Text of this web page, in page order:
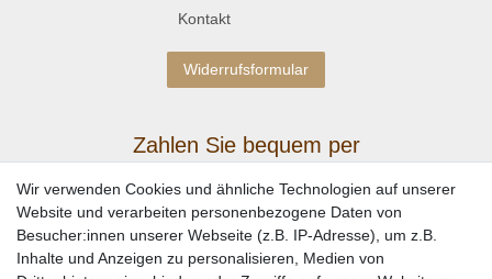
Kontakt
Widerrufsformular
Zahlen Sie bequem per
Wir verwenden Cookies und ähnliche Technologien auf unserer
Website und verarbeiten personenbezogene Daten von
Besucher:innen unserer Webseite (z.B. IP-Adresse), um z.B.
Inhalte und Anzeigen zu personalisieren, Medien von